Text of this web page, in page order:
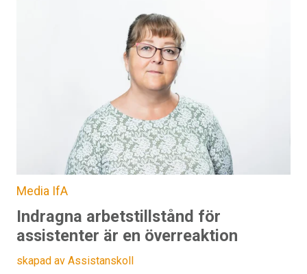
Media IfA
Indragna arbetstillstånd för
assistenter är en överreaktion
skapad av Assistanskoll